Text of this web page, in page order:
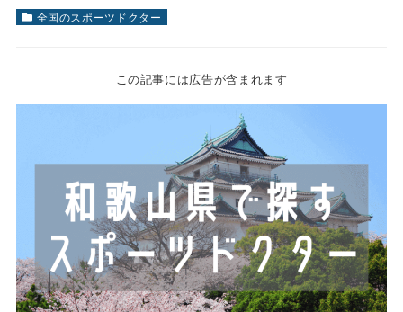
全国のスポーツドクター
この記事には広告が含まれます